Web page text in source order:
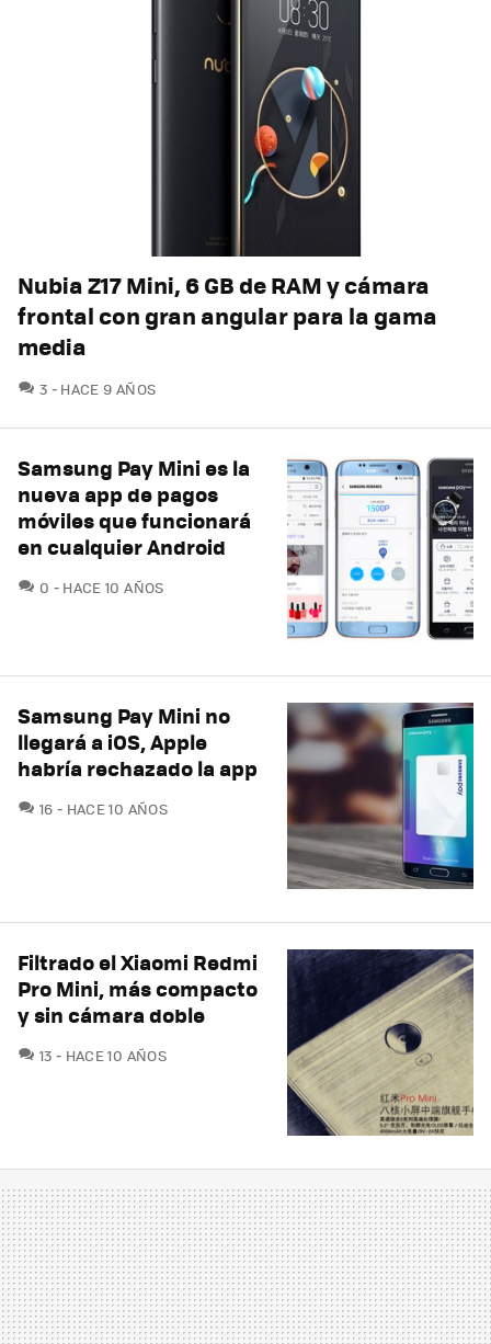
Nubia Z17 Mini, 6 GB de RAM y cámara
frontal con gran angular para la gama
media
3 COMENTARIOS
HACE 9 AÑOS
Samsung Pay Mini es la
nueva app de pagos
móviles que funcionará
en cualquier Android
0 COMENTARIOS
HACE 10 AÑOS
Samsung Pay Mini no
llegará a iOS, Apple
habría rechazado la app
16 COMENTARIOS
HACE 10 AÑOS
Filtrado el Xiaomi Redmi
Pro Mini, más compacto
y sin cámara doble
13 COMENTARIOS
HACE 10 AÑOS